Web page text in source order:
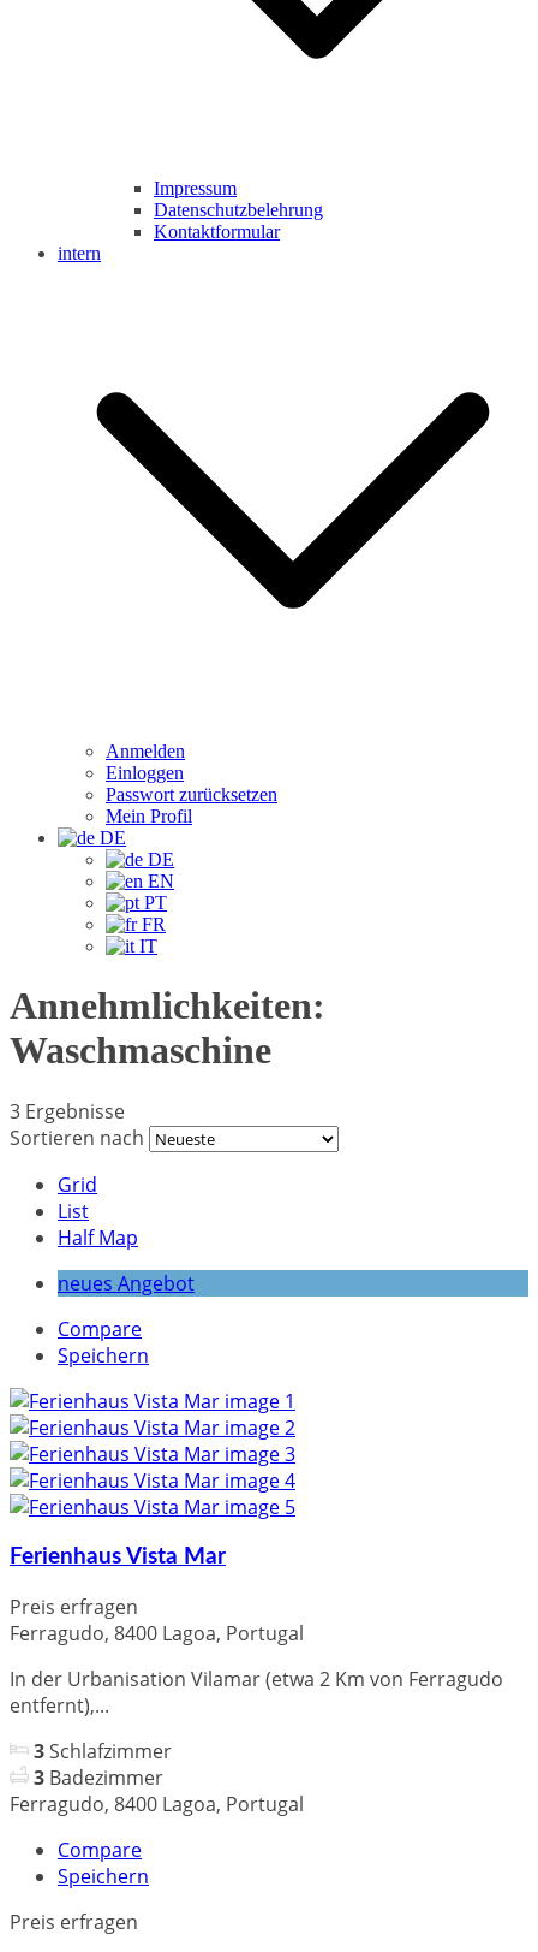
Impressum
Datenschutzbelehrung
Kontaktformular
intern
Anmelden
Einloggen
Passwort zurücksetzen
Mein Profil
DE
DE
EN
PT
FR
IT
Annehmlichkeiten:
Waschmaschine
3 Ergebnisse
Sortieren nach
Grid
List
Half Map
neues Angebot
Compare
Speichern
Ferienhaus Vista Mar
Preis erfragen
Ferragudo, 8400 Lagoa, Portugal
In der Urbanisation Vilamar (etwa 2 Km von Ferragudo
entfernt),...
3Schlafzimmer
3 Badezimmer
Ferragudo, 8400 Lagoa, Portugal
Compare
Speichern
Preis erfragen